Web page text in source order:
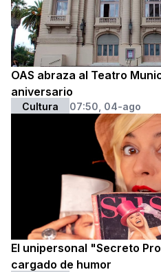
OAS abraza al Teatro
aniversario
Cultura 07:50, 04-ago
El unipersonal "Secreto
cargado de humor